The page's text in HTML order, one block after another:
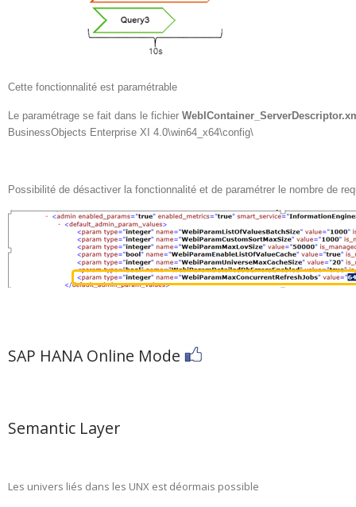
Cette fonctionnalité est paramétrable
Le paramétrage se fait dans le fichier
BusinessObjects Enterprise XI 4.0\win64_x64\config\
Possibilité de désactiver la fonctionnalité et de paramétrer le nombre de
SAP HANA Online Mode
Semantic Layer
Les univers liés dans les UNX est déormais possible